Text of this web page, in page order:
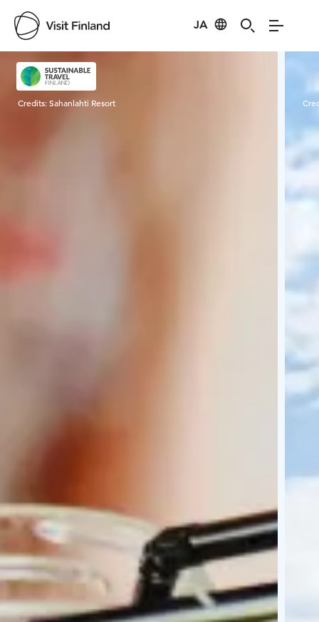
JA
Visit Finland
Credits:Sahanlahti Resort